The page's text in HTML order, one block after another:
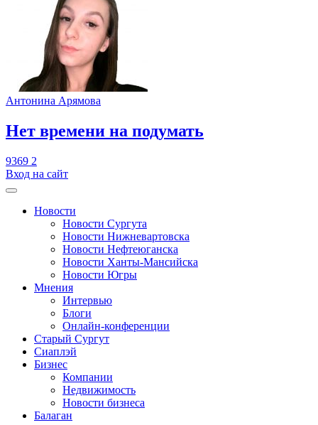
Антонина Арямова
​Нет времени на подумать
9369 2
Вход на сайт
Новости
Новости Сургута
Новости Нижневартовска
Новости Нефтеюганска
Новости Ханты-Мансийска
Новости Югры
Мнения
Интервью
Блоги
Онлайн-конференции
Старый Сургут
Сиаплэй
Бизнес
Компании
Недвижимость
Новости бизнеса
Балаган